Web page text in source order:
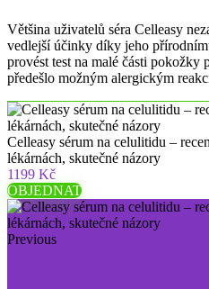
Většina uživatelů séra Celleasy
vedlejší účinky díky jeho
provést test na malé části pokožky
předešlo možným alergickým
Celleasy sérum na celulitidu –
lékárnách, skutečné názory
1199 Kč
OBJEDNAT
Previous